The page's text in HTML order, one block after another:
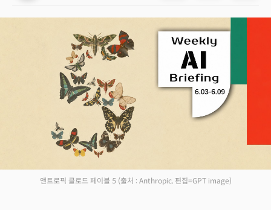
앤트로픽 클로드 페이블 5 (출처 : Anthropic, 편집=GPT image)